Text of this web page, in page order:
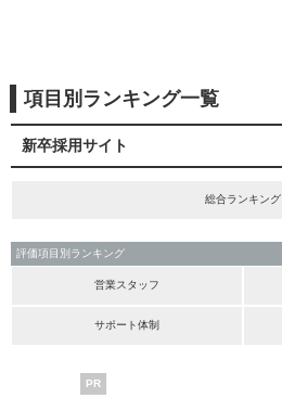
項目別ランキング一覧
新卒採用サイト
総合ランキング
評価項目別ランキング
営業スタッフ
サポート体制
PR